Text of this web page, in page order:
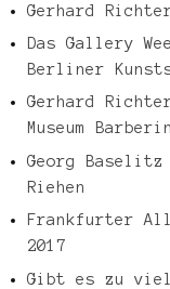
Gerhard
Das Gallery
Berliner
Gerhard
Museum
Georg
Riehen
Frankfurter
2017
Gibt es zu